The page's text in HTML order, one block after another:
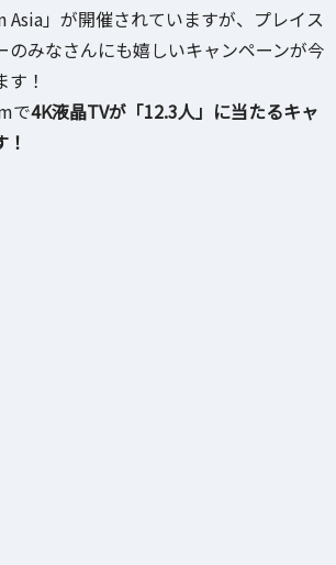
Asia」が開催されていますが、プレイス
のみなさんにも嬉しいキャンペーンが今
！
で4K液晶TVが「12.3人」に当たるキャ